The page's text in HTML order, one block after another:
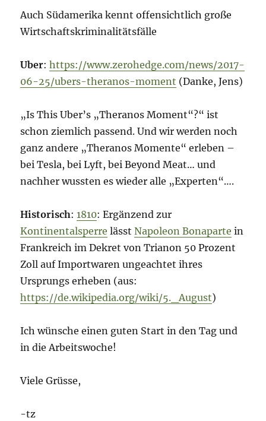
Auch Südamerika kennt offensichtlich große
Wirtschaftskriminalitätsfälle
Uber:https://www.zerohedge.com/news/2017-
06-25/ubers-theranos-moment (Danke, Jens)
„Is This Uber’s „Theranos Moment“?“ ist
schon ziemlich passend. Und wir werden noch
ganz andere „Theranos Momente“ erleben –
bei Tesla, bei Lyft, bei Beyond Meat… und
nachher wussten es wieder alle „Experten“….
Historisch:1810: Ergänzend zur
Kontinentalsperre lässtNapoleon Bonaparte in
Frankreich im Dekret von Trianon 50 Prozent
Zoll auf Importwaren ungeachtet ihres
Ursprungs erheben (aus:
https://de.wikipedia.org/wiki/5._August)
Ich wünsche einen guten Start in den Tag und
in die Arbeitswoche!
Viele Grüsse,
-tz